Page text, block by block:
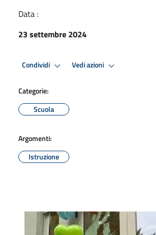
Data :
23 settembre 2024
Condividi Vedi azioni
Categorie:
Scuola
Argomenti:
Istruzione